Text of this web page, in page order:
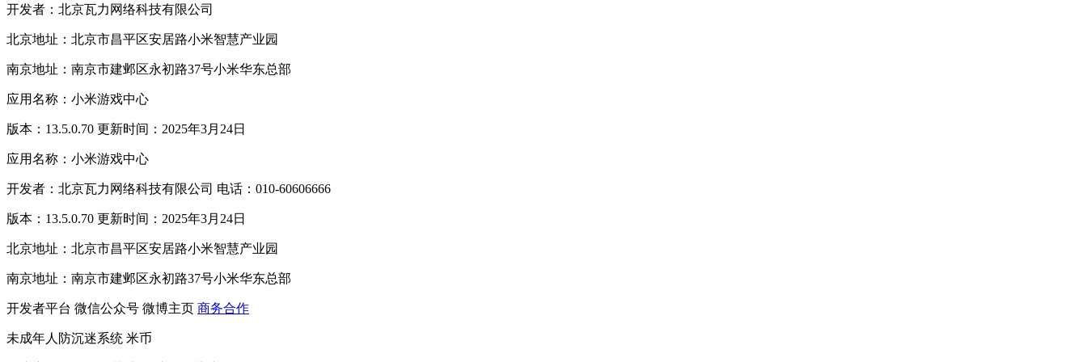
开发者：北京瓦力网络科技有限公司
北京地址：北京市昌平区安居路小米智慧产业园
南京地址：南京市建邺区永初路37号小米华东总部
应用名称：小米游戏中心
版本：13.5.0.70 更新时间：2025年3月24日
应用名称：小米游戏中心
开发者：北京瓦力网络科技有限公司 电话：010-60606666
版本：13.5.0.70 更新时间：2025年3月24日
北京地址：北京市昌平区安居路小米智慧产业园
南京地址：南京市建邺区永初路37号小米华东总部
开发者平台 微信公众号 微博主页 商务合作
未成年人防沉迷系统 米币